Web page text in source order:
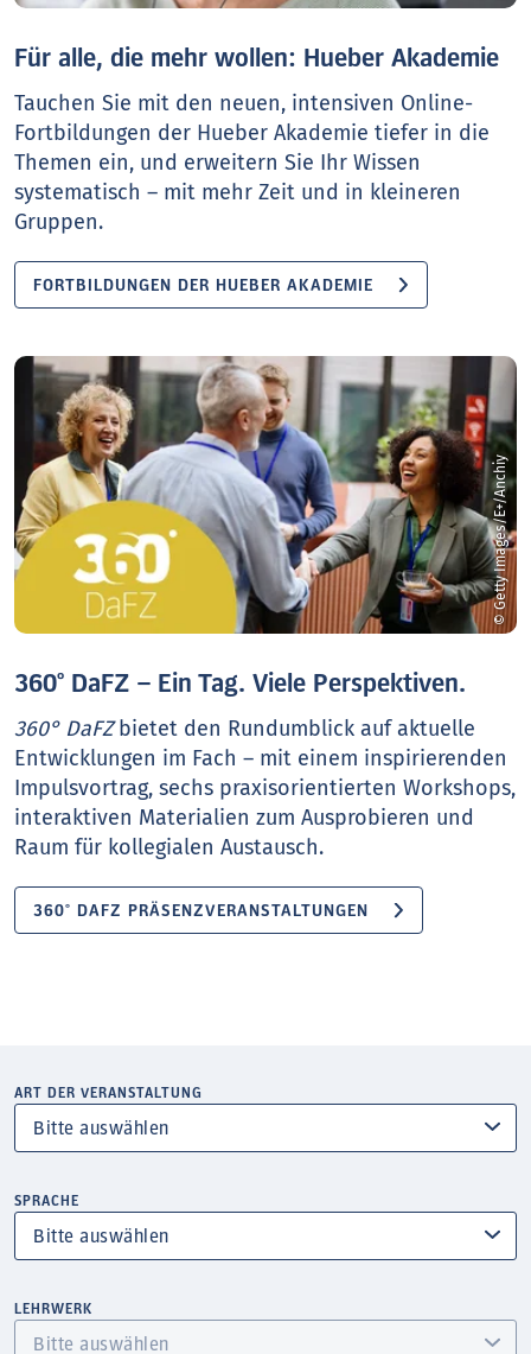
Für alle, die mehr wollen: Hueber Akademie
Tauchen Sie mit den neuen, intensiven Online-
Fortbildungen der Hueber Akademie tiefer in die
Themen ein, und erweitern Sie Ihr Wissen
systematisch – mit mehr Zeit und in kleineren
Gruppen.
FORTBILDUNGEN DER HUEBER AKADEMIE
© Getty Images/E+/Anchiy
360° DaFZ – Ein Tag. Viele Perspektiven.
360° DaFZbietet den Rundumblick auf aktuelle
Entwicklungen im Fach – mit einem inspirierenden
Impulsvortrag, sechs praxisorientierten Workshops,
interaktiven Materialien zum Ausprobieren und
Raum für kollegialen Austausch.
360° DAFZ PRÄSENZVERANSTALTUNGEN
ART DER VERANSTALTUNG
SPRACHE
LEHRWERK